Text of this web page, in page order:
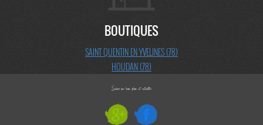
BOUTIQUES
SAINT QUENTIN EN YVELINES (78)
HOUDAN (78)